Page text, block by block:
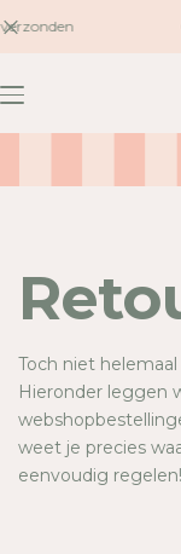
naar
Toch niet
Hieronder leggen
weet je precies
eenvoudig regelen!